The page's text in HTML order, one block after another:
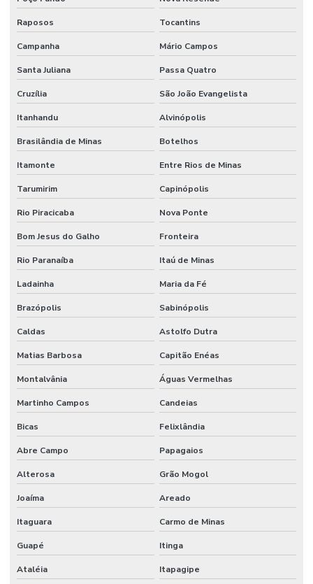
Raposos Tocantins
Campanha Mário Campos
Santa Juliana Passa Quatro
Cruzília São João Evangelista
Itanhandu Alvinópolis
Brasilândia de Minas Botelhos
Itamonte Entre Rios de Minas
Tarumirim Capinópolis
Rio Piracicaba Nova Ponte
Bom Jesus do Galho Fronteira
Rio Paranaíba Itaú de Minas
Ladainha Maria da Fé
Brazópolis Sabinópolis
Caldas Astolfo Dutra
Matias Barbosa Capitão Enéas
Montalvânia Águas Vermelhas
Martinho Campos Candeias
Bicas Felixlândia
Abre Campo Papagaios
Alterosa Grão Mogol
Joaíma Areado
Itaguara Carmo de Minas
Guapé Itinga
Ataléia Itapagipe